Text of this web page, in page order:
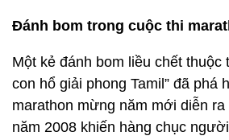
Đánh bom trong cuộc thi
Một kẻ đánh bom liều chết thuộc
con hổ giải phong Tamil” đã phá
marathon mừng năm mới diễn
năm 2008 khiến hàng chục